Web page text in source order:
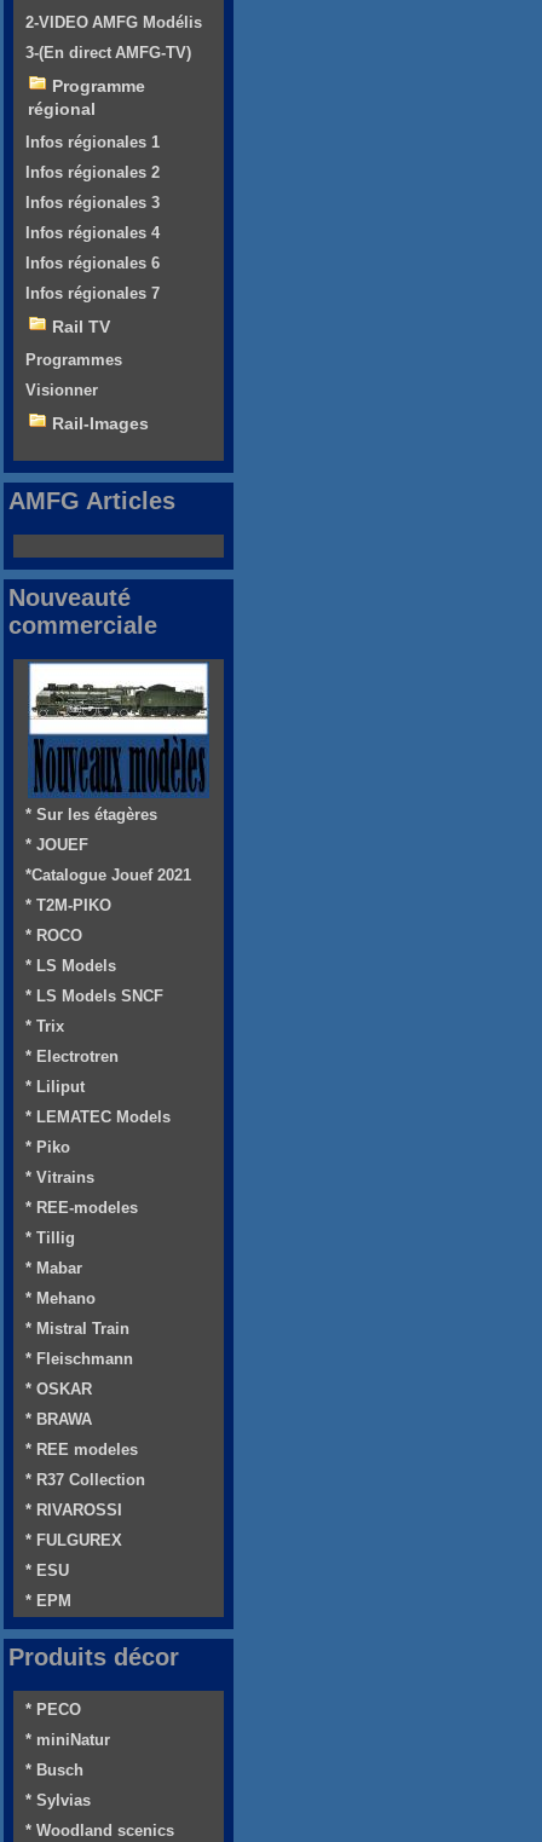
2-VIDEO AMFG Modélis
3-(En direct AMFG-TV)
Programme
régional
Infos régionales 1
Infos régionales 2
Infos régionales 3
Infos régionales 4
Infos régionales 6
Infos régionales 7
Rail TV
Programmes
Visionner
Rail-Images
AMFG Articles
Nouveauté
commerciale
* Sur les étagères
* JOUEF
*Catalogue Jouef 2021
* T2M-PIKO
* ROCO
* LS Models
* LS Models SNCF
* Trix
* Electrotren
* Liliput
* LEMATEC Models
* Piko
* Vitrains
* REE-modeles
* Tillig
* Mabar
* Mehano
* Mistral Train
* Fleischmann
* OSKAR
* BRAWA
* REE modeles
* R37 Collection
* RIVAROSSI
* FULGUREX
* ESU
* EPM
Produits décor
* PECO
* miniNatur
* Busch
* Sylvias
* Woodland scenics